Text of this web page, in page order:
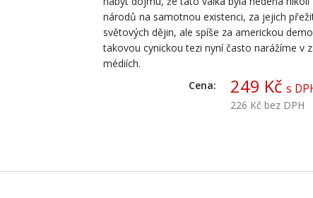
národů na samotnou existenci, za jejich
světových dějin, ale spíše za americkou
takovou cynickou tezi nyní často narážíme v
médiích.
Cena:
249 Kč s
226 Kčbez DPH